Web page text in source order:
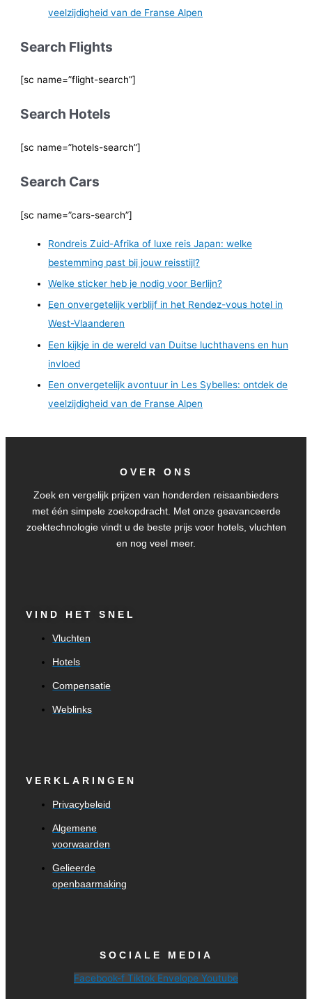
veelzijdigheid van de Franse Alpen
Search Flights
[sc name=”flight-search”]
Search Hotels
[sc name=”hotels-search”]
Search Cars
[sc name=”cars-search”]
Rondreis Zuid-Afrika of luxe reis Japan: welke
bestemming past bij jouw reisstijl?
Welke sticker heb je nodig voor Berlijn?
Een onvergetelijk verblijf in het Rendez-vous hotel in
West-Vlaanderen
Een kijkje in de wereld van Duitse luchthavens en hun
invloed
Een onvergetelijk avontuur in Les Sybelles: ontdek de
veelzijdigheid van de Franse Alpen
OVER ONS
Zoek en vergelijk prijzen van honderden reisaanbieders
met één simpele zoekopdracht. Met onze geavanceerde
zoektechnologie vindt u de beste prijs voor hotels, vluchten
en nog veel meer.
VIND HET SNEL
Vluchten
Hotels
Compensatie
Weblinks
VERKLARINGEN
Privacybeleid
Algemene
voorwaarden
Gelieerde
openbaarmaking
SOCIALE MEDIA
Facebook-f Tiktok Envelope Youtube